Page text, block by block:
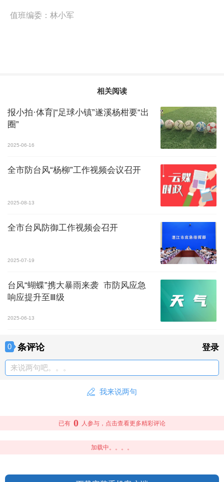
值班编委： 林小军
相关阅读
报小拍·体育|“足球小镇”遂溪杨柑要“出
圈”
2025-06-16
全市防台风“杨柳”工作视频会议召开
2025-08-13
全市台风防御工作视频会召开
2025-07-19
台风“蝴蝶”携大暴雨来袭 市防风应急
响应提升至Ⅲ级
2025-06-13
0 条评论 登录
来说两句吧。。。
我来说两句
已有 0 人参与，点击查看更多精彩评论
加载中。。。。